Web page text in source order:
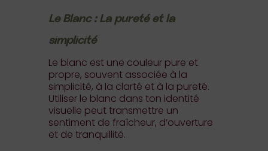
Le Blanc : La pureté et la
simplicité
Le blanc est une couleur pure et
propre, souvent associée à la
simplicité, à la clarté et à la pureté.
Utiliser le blanc dans ton identité
visuelle peut transmettre un
sentiment de fraîcheur, d’ouverture
et de tranquillité.